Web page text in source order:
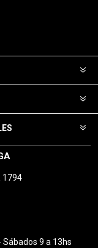
1794
Sábados 9 a 13hs